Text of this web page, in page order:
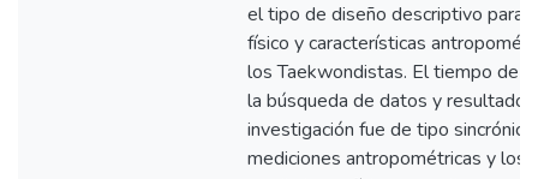
el tipo de diseño descriptivo para
físico y características
los Taekwondistas. El tiempo de
la búsqueda de datos y
investigación fue de tipo
mediciones antropométricas y los